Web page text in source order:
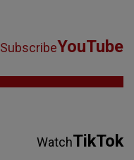
SubscribeYouTube
WatchTikTok